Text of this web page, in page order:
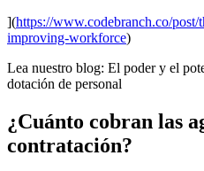
](https://www.codebranch.co/
improving-workforce)
Lea nuestro blog: El poder y el
dotación de personal
¿Cuánto cobran las
contratación?